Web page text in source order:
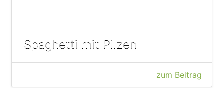
Spaghetti mit Pilzen
zum Beitrag